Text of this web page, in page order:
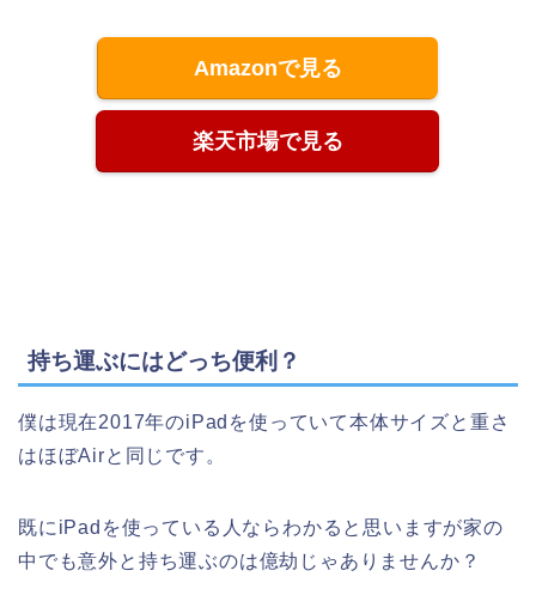
Amazonで見る
楽天市場で見る
持ち運ぶにはどっち便利？
僕は現在2017年のiPadを使っていて本体サイズと重さ
はほぼAirと同じです。
既にiPadを使っている人ならわかると思いますが家の
中でも意外と持ち運ぶのは億劫じゃありませんか？